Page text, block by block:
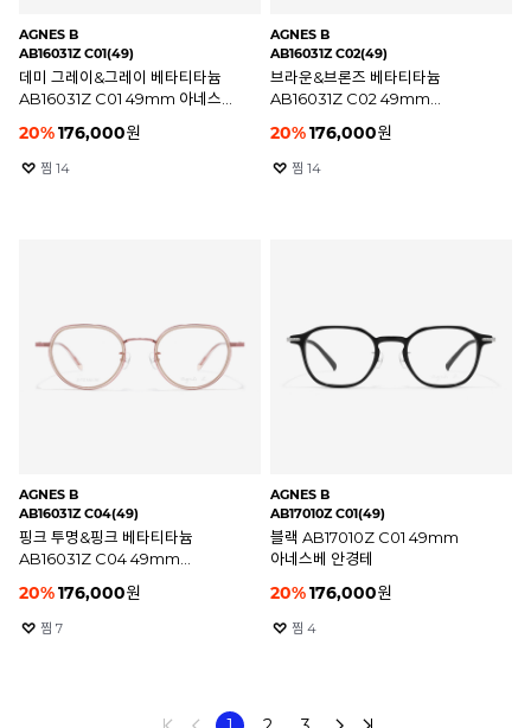
AGNES B
AB16031Z C01(49)
데미 그레이&그레이 베타티타늄
AB16031Z C01 49mm 아네스베
20%176,000원
찜 14
AGNES B
AB16031Z C02(49)
브라운&브론즈 베타티타늄
AB16031Z C02 49mm
20%176,000원
찜 14
AGNES B
AB16031Z C04(49)
핑크 투명&핑크 베타티타늄
AB16031Z C04 49mm
20%176,000원
찜 7
AGNES B
AB17010Z C01(49)
블랙 AB17010Z C01 49mm
아네스베 안경테
20%176,000원
찜 4